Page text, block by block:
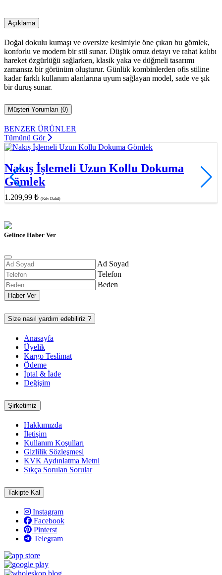
Açıklama
Doğal dokulu kumaşı ve oversize kesimiyle öne çıkan bu gömlek,
konforlu ve modern bir stil sunar. Düşük omuz detayı ve rahat kalıbı
hareket özgürlüğü sağlarken, klasik yaka ve düğmeli tasarımı
zamansız bir görünüm oluşturur. Günlük kombinlerden ofis stiline
kadar farklı kullanım alanlarına uyum sağlayan model, sade ve şık
bir duruş sunar.
Müşteri Yorumları (0)
BENZER ÜRÜNLER
Tümünü Gör
Nakış İşlemeli Uzun Kollu Dokuma
Gömlek
1.209,99 ₺ (Kdv Dahil)
Gelince Haber Ver
Ad Soyad
Telefon
Beden
Haber Ver
Size nasıl yardım edebiliriz ?
Anasayfa
Üyelik
Kargo Teslimat
Ödeme
İptal & İade
Değişim
Şirketimiz
Hakkımızda
İletişim
Kullanım Koşulları
Gizlilik Sözleşmesi
KVK Aydınlatma Metni
Sıkça Sorulan Sorular
Takipte Kal
Instagram
Facebook
Pinterst
Telegram